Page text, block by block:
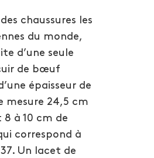
chaussures les
du monde,
d’une seule
de bœuf
épaisseur de
mesure 24,5 cm
à 10 cm de
correspond à
Un lacet de